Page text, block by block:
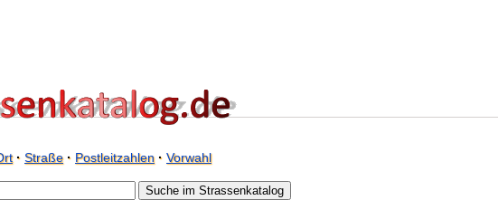
· Straße· Postleitzahlen· Vorwahl